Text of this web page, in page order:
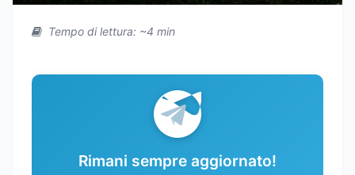
Tempo di lettura: ~4 min
Rimani sempre aggiornato!